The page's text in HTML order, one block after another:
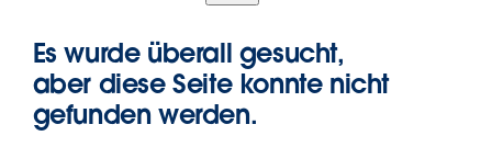
Es wurde überall gesucht,
aber diese Seite konnte nicht
gefunden werden.